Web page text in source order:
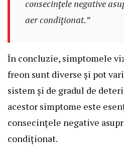
consecințele negative
aer condiționat.”
În concluzie, simptomele
freon sunt diverse și pot
sistem și de gradul de
acestor simptome este
consecințele negative
condiționat.